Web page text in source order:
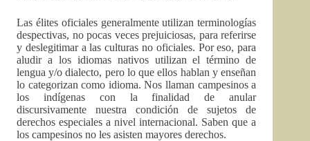
Las élites oficiales generalmente utilizan terminologías
despectivas, no pocas veces prejuiciosas, para referirse
y deslegitimar a las culturas no oficiales. Por eso, para
aludir a los idiomas nativos utilizan el término de
lengua y/o dialecto, pero lo que ellos hablan y enseñan
lo categorizan como idioma. Nos llaman campesinos a
los indígenas con la finalidad de anular
discursivamente nuestra condición de sujetos de
derechos especiales a nivel internacional. Saben que a
los campesinos no les asisten mayores derechos.